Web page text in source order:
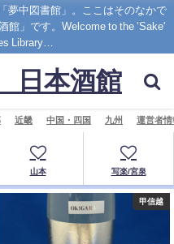
夢中図書館」。ここはそのなかで
館」です。Welcome to the ’Sake'
Library…
日本酒館
近畿 中国・四国 九州 運営者情
山本 写楽/宮泉
甲信越